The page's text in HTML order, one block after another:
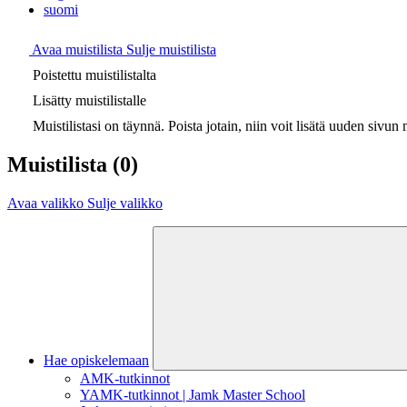
suomi
Avaa muistilista Sulje muistilista
Poistettu muistilistalta
Lisätty muistilistalle
Muistilistasi on täynnä. Poista jotain, niin voit lisätä uuden sivun
Muistilista (0)
Avaa valikko Sulje valikko
Hae opiskelemaan
AMK-tutkinnot
YAMK-tutkinnot | Jamk Master School